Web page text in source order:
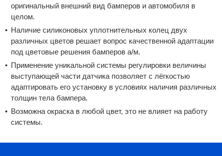
оригинальный внешний вид бамперов и автомобиля в
целом.
Наличие силиконовых уплотнительных колец двух
различных цветов решает вопрос качественной адаптации
под цветовые решения бамперов а/м.
Применение уникальной системы регулировки величины
выступающей части датчика позволяет с лёгкостью
адаптировать его установку в условиях наличия различных
толщин тела бампера.
Возможна окраска в любой цвет, это не влияет на работу
системы.